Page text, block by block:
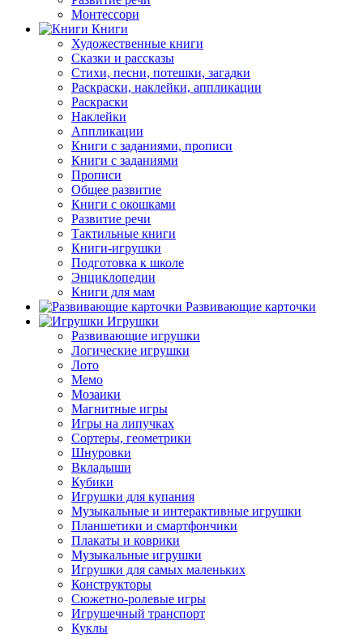
Монтессори
Книги
Художественные книги
Сказки и рассказы
Стихи, песни, потешки, загадки
Раскраски, наклейки, аппликации
Раскраски
Наклейки
Аппликации
Книги с заданиями, прописи
Книги с заданиями
Прописи
Общее развитие
Книги с окошками
Развитие речи
Тактильные книги
Книги-игрушки
Подготовка к школе
Энциклопедии
Книги для мам
Развивающие карточки
Игрушки
Развивающие игрушки
Логические игрушки
Лото
Мемо
Мозаики
Магнитные игры
Игры на липучках
Сортеры, геометрики
Шнуровки
Вкладыши
Кубики
Игрушки для купания
Музыкальные и интерактивные игрушки
Планшетики и смартфончики
Плакаты и коврики
Музыкальные игрушки
Игрушки для самых маленьких
Конструкторы
Сюжетно-ролевые игры
Игрушечный транспорт
Куклы